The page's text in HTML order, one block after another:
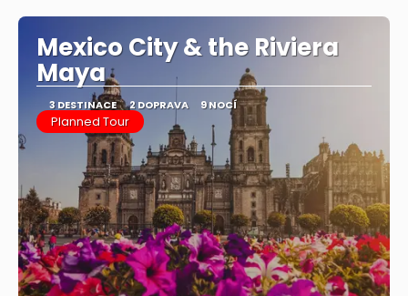
Mexico City & the Riviera
Maya
3 DESTINACE 2 DOPRAVA 9 NOCÍ
Planned Tour